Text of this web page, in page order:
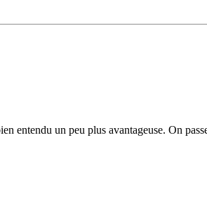
entendu un peu plus avantageuse. On